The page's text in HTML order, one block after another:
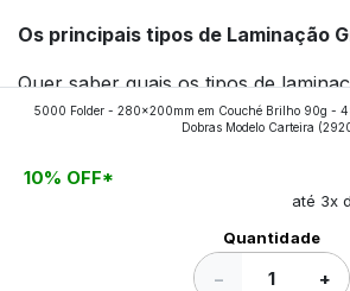
Os principais tipos de Laminação
Quer saber quais os tipos de
aplicados nos impressos da gráfica
continue a leitura que vamos
5000 Folder - 280x200mm em Couché Brilho 90g -
Dobras Modelo Carteira
10% OFF*
até 3x
Quantidade
− +